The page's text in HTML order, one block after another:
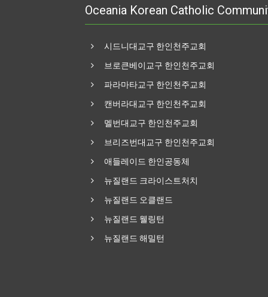
Oceania Korean Catholic
시드니대교구 한인천주교회
브로큰베이교구 한인천주교회
파라마타교구 한인천주교회
캔버라대교구 한인천주교회
멜번대교구 한인천주교회
브리즈번대교구 한인천주교회
애들레이드 한인공동체
뉴질랜드 크라이스트처치
뉴질랜드 오클랜드
뉴질랜드 웰링턴
뉴질랜드 해밀턴